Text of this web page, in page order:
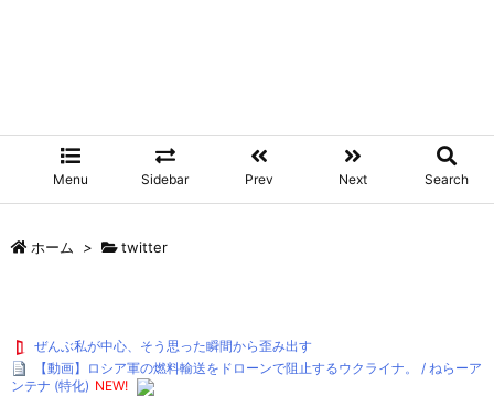
Menu Sidebar Prev Next Search
ホーム > twitter
ぜんぶ私が中心、そう思った瞬間から歪み出す
【動画】ロシア軍の燃料輸送をドローンで阻止するウクライナ。 / ねらーア
ンテナ (特化) NEW!